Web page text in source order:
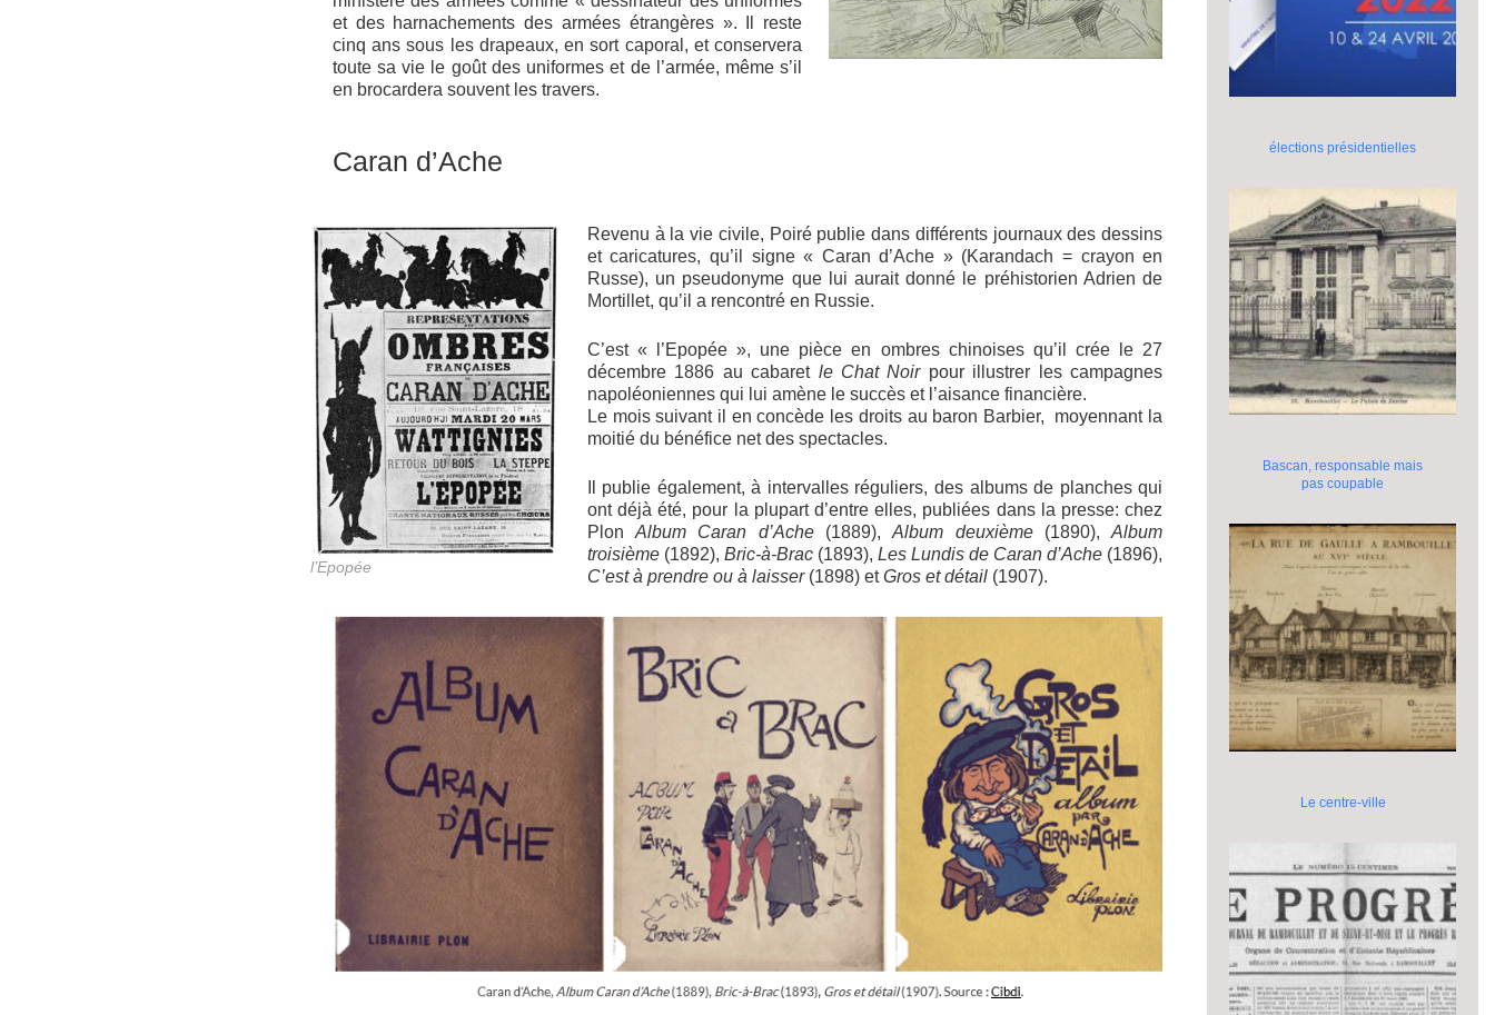
et des harnachements des armées étrangères ». Il reste
cinq ans sous les drapeaux, en sort caporal, et conservera
toute sa vie le goût des uniformes et de l’armée, même s’il
en brocardera souvent les travers.
Caran d’Ache
l’Epopée
Revenu à la vie civile, Poiré publie dans différents journaux des dessins
et caricatures, qu’il signe « Caran d’Ache » (Karandach = crayon en
Russe), un pseudonyme que lui aurait donné le préhistorien Adrien de
Mortillet, qu’il a rencontré en Russie.
C’est « l’Epopée », une pièce en ombres chinoises qu’il crée le 27
décembre 1886 au cabaret le Chat Noirpour illustrer les campagnes
napoléoniennes qui lui amène le succès et l’aisance financière.
Le mois suivant il en concède les droits au baron Barbier, moyennant la
moitié du bénéfice net des spectacles.
Il publie également, à intervalles réguliers, des albums de planches qui
ont déjà été, pour la plupart d’entre elles, publiées dans la presse: chez
PlonAlbum Caran d’Ache(1889),Album deuxième(1890),Album
troisième(1892), Bric-à-Brac (1893), Les Lundis de Caran d’Ache (1896),
C’est à prendre ou à laisser (1898) etGros et détail(1907).
élections présidentielles
Bascan, responsable mais
pas coupable
Le centre-ville